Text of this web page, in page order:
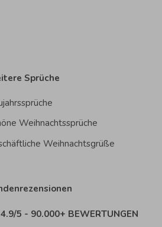
Sprüche
Weihnachtssprüche
Weihnachtsgrüße
4.9/5 - 90.000+ BEWERTUNGEN